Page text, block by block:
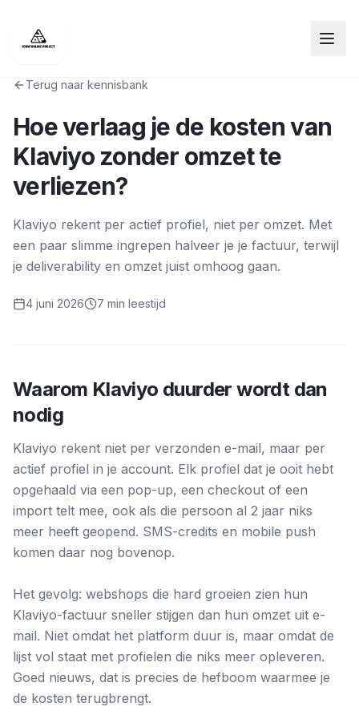
Terug naar kennisbank
Hoe verlaag je de kosten van
Klaviyo zonder omzet te
verliezen?
Klaviyo rekent per actief profiel, niet per omzet. Met
een paar slimme ingrepen halveer je je factuur, terwijl
je deliverability en omzet juist omhoog gaan.
4 juni 2026 7 min leestijd
Waarom Klaviyo duurder wordt dan
nodig
Klaviyo rekent niet per verzonden e-mail, maar per
actief profiel in je account. Elk profiel dat je ooit hebt
opgehaald via een pop-up, een checkout of een
import telt mee, ook als die persoon al 2 jaar niks
meer heeft geopend. SMS-credits en mobile push
komen daar nog bovenop.
Het gevolg: webshops die hard groeien zien hun
Klaviyo-factuur sneller stijgen dan hun omzet uit e-
mail. Niet omdat het platform duur is, maar omdat de
lijst vol staat met profielen die niks meer opleveren.
Goed nieuws, dat is precies de hefboom waarmee je
de kosten terugbrengt.